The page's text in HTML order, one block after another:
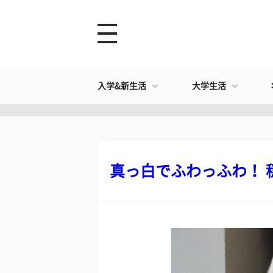
入学&新生活 大学生活
真っ白でふわっふわ！